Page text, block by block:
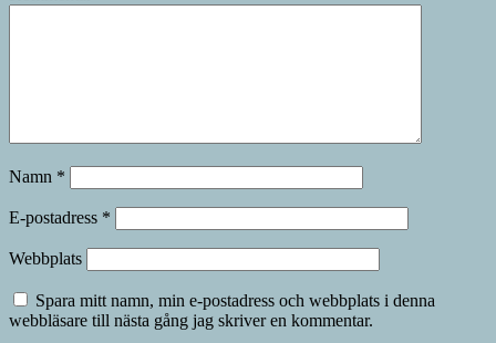
Namn *
E-postadress *
Webbplats
Spara mitt namn, min e-postadress och webbplats i denna
webbläsare till nästa gång jag skriver en kommentar.